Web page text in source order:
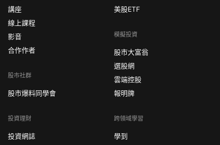
講座
線上課程
影音
合作作者
股市社群
股市爆料同學會
投資理財
投資網誌
美股ETF
模擬投資
股市大富翁
選股網
雲端控股
報明牌
跨領域學習
學到